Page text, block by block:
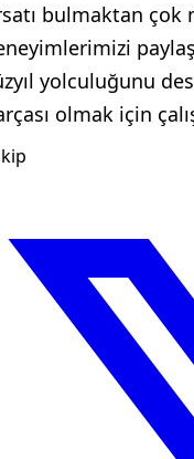
bulmaktan çok
yolculuğunu
olmak için